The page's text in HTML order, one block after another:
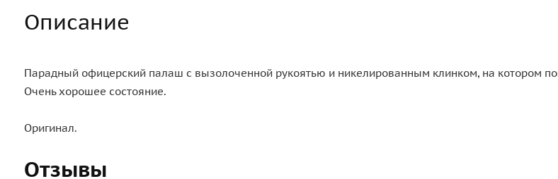
Описание
Парадный офицерский палаш с вызолоченной рукоятью и никелированным клинком, на котором
Очень хорошее состояние.
Оригинал.
Отзывы